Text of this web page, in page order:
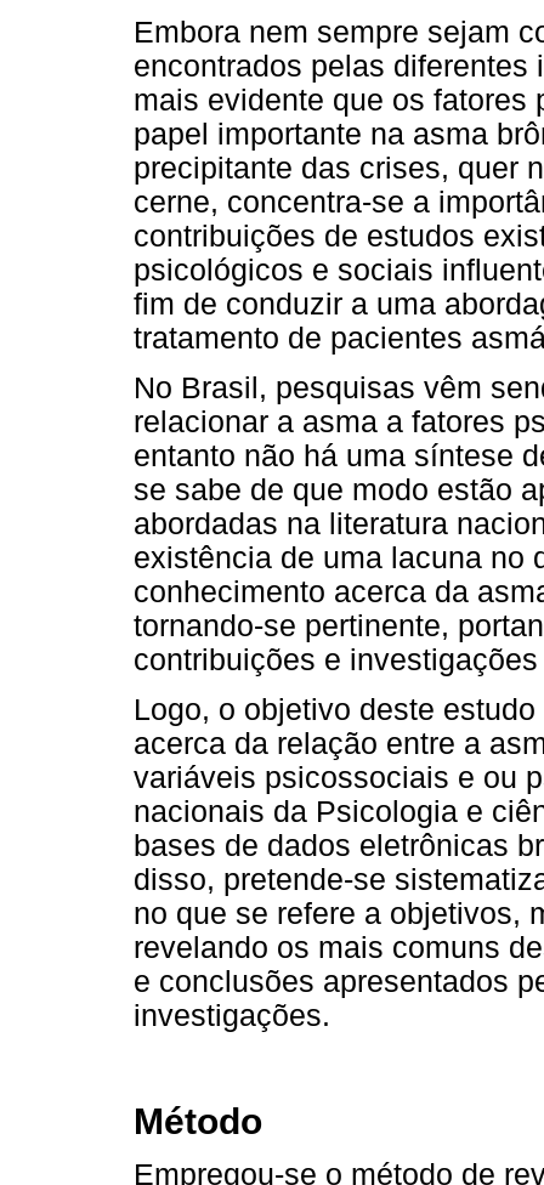
Embora nem sempre sejam
encontrados pelas
mais evidente que os fatores
papel importante na asma
precipitante das crises, quer
cerne, concentra-se a
contribuições de estudos
psicológicos e sociais
fim de conduzir a uma
tratamento de pacientes
No Brasil, pesquisas vêm
relacionar a asma a fatores
entanto não há uma síntese
se sabe de que modo estão
abordadas na literatura
existência de uma lacuna no
conhecimento acerca da
tornando-se pertinente,
contribuições e
Logo, o objetivo deste
acerca da relação entre a
variáveis psicossociais e ou
nacionais da Psicologia e
bases de dados eletrônicas
disso, pretende-se
no que se refere a objetivos,
revelando os mais comuns
e conclusões apresentados
investigações.
Método
Empregou-se o método de